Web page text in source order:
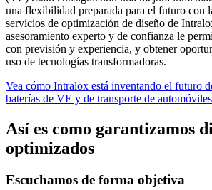
una flexibilidad preparada para el futuro con
servicios de optimización de diseño de
asesoramiento experto y de confianza le
con previsión y experiencia, y obtener
uso de tecnologías transformadoras.
Vea cómo Intralox está inventando el futuro
baterías de VE y de transporte de automóviles
Así es como garantizamos
optimizados
Escuchamos de forma objetiva